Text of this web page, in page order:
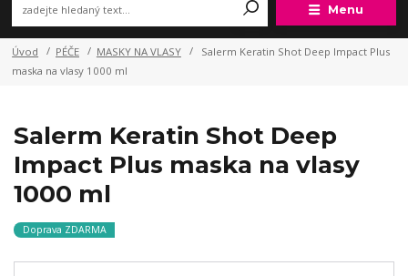
Menu
Úvod PÉČE MASKY NA VLASY
Salerm Keratin Shot Deep Impact Plus
maska na vlasy 1000 ml
Salerm Keratin Shot Deep
Impact Plus maska na vlasy
1000 ml
Doprava ZDARMA